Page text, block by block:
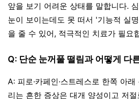
앞을 보기 어려운 상태를 말합니다.
눈이 보이는데도 못 떠서 '기능적 실
을 줄 수 있어, 적극적인 치료가 필요
Q: 단순 눈꺼풀 떨림과 어떻게 다
A: 피로·카페인·스트레스로 한쪽 아
리는 흔한 증상은 대개 양성이고 저